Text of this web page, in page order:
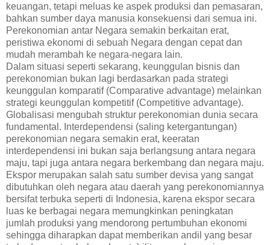
keuangan, tetapi meluas ke aspek produksi dan pemasaran,
bahkan sumber daya manusia konsekuensi dari semua ini.
Perekonomian antar Negara semakin berkaitan erat,
peristiwa ekonomi di sebuah Negara dengan cepat dan
mudah merambah ke negara-negara lain.
Dalam situasi seperti sekarang, keunggulan bisnis dan
perekonomian bukan lagi berdasarkan pada strategi
keunggulan komparatif (Comparative advantage) melainkan
strategi keunggulan kompetitif (Competitive advantage).
Globalisasi mengubah struktur perekonomian dunia secara
fundamental. Interdependensi (saling ketergantungan)
perekonomian negara semakin erat, keeratan
interdependensi ini bukan saja berlangsung antara negara
maju, tapi juga antara negara berkembang dan negara maju.
Ekspor merupakan salah satu sumber devisa yang sangat
dibutuhkan oleh negara atau daerah yang perekonomiannya
bersifat terbuka seperti di Indonesia, karena ekspor secara
luas ke berbagai negara memungkinkan peningkatan
jumlah produksi yang mendorong pertumbuhan ekonomi
sehingga diharapkan dapat memberikan andil yang besar